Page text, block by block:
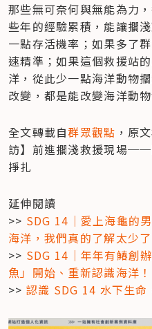
那些無可奈何與無能為力
些年的經驗累積，能讓擱
一點存活機率；如果多了
速精準；如果這個救援站
洋，從此少一點海洋動物
改變，都是能改變海洋動
全文轉載自群眾觀點 ，原
訪】前進擱淺救援現場──
掙扎
延伸閱讀
>> SDG 14｜愛上海龜的
海洋，我們真的了解太少了
>> SDG 14｜年年有鰆創
魚」開始、重新認識海洋！
>> 認識 SDG 14 水下生